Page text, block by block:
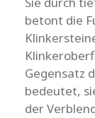
betont die
Gegensatz
bedeutet,
der